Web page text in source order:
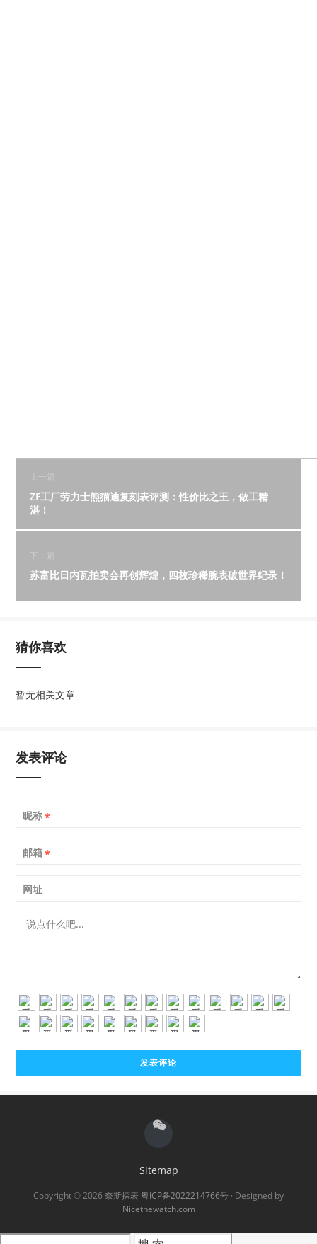
上一篇
ZF工厂劳力士熊猫迪复刻表评测：性价比之王，做工精
湛！
下一篇
苏富比日内瓦拍卖会再创辉煌，四枚珍稀腕表破世界纪录！
猜你喜欢
暂无相关文章
发表评论
昵称*
邮箱*
网址
Sitemap
Copyright © 2026 奈斯探表 粤ICP备2022214766号 · Designed by
Nicethewatch.com